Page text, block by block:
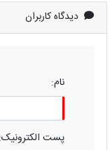
دیدگاه کاربران
نام:
پست الکترونیک: